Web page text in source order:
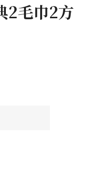
2毛巾2方